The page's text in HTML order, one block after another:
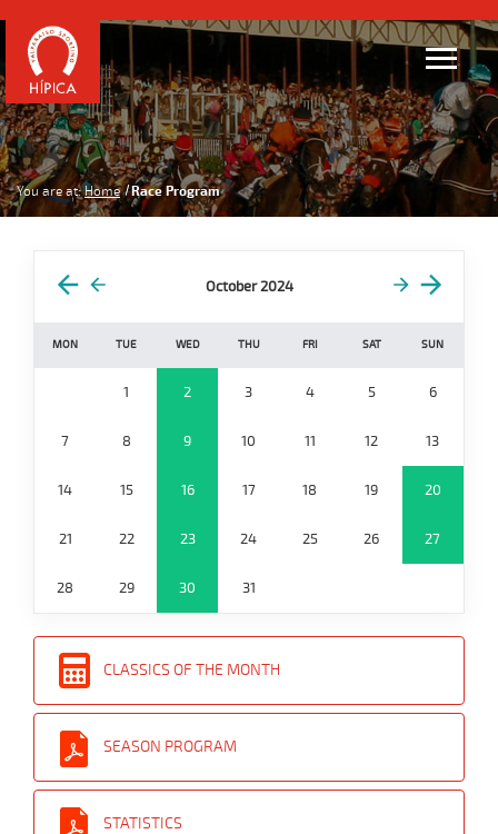
You are at: Home Race Program
October 2024
MON TUE WED THU FRI SAT SUN
1 2 3 4 5 6
7 8 9 10 11 12 13
14 15 16 17 18 19 20
21 22 23 24 25 26 27
28 29 30 31
CLASSICS OF THE MONTH
SEASON PROGRAM
STATISTICS